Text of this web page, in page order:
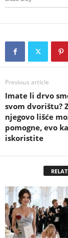
Previous article
Imate li drvo
svom dvorištu?
njegovo lišće
pomogne, evo
iskoristite